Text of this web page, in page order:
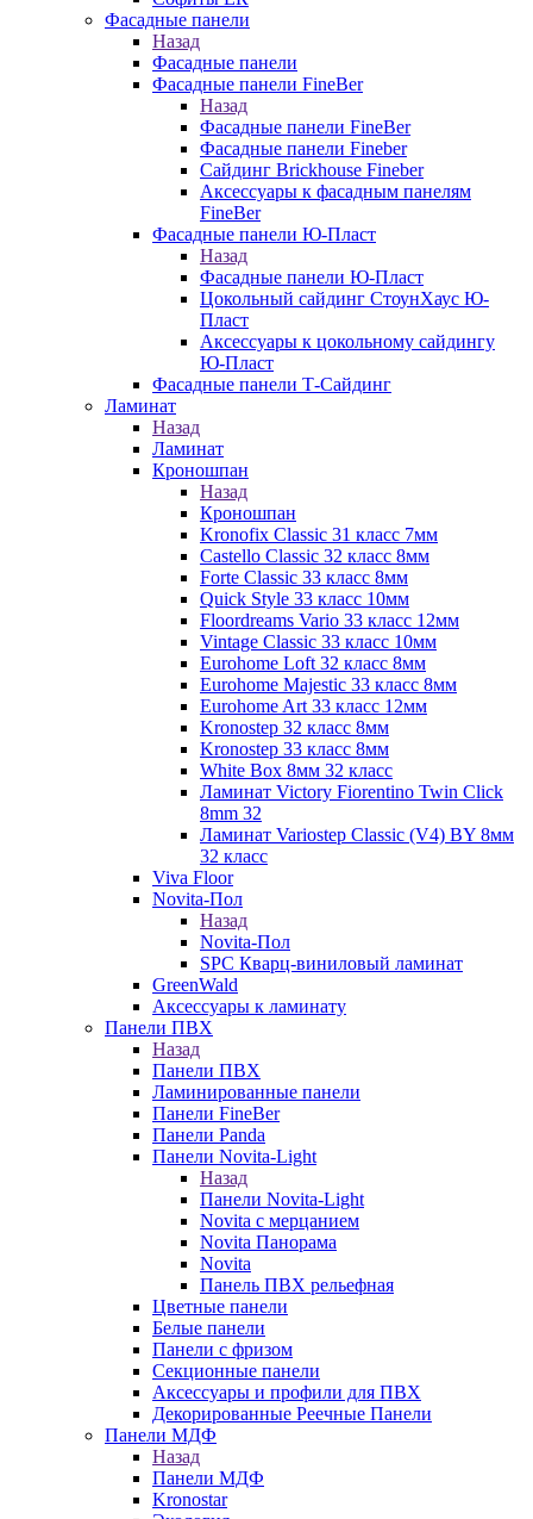
Фасадные панели
Назад
Фасадные панели
Фасадные панели FineBer
Назад
Фасадные панели FineBer
Фасадные панели Fineber
Сайдинг Brickhouse Fineber
Аксессуары к фасадным панелям
FineBer
Фасадные панели Ю-Пласт
Назад
Фасадные панели Ю-Пласт
Цокольный сайдинг СтоунХаус Ю-
Пласт
Аксессуары к цокольному сайдингу
Ю-Пласт
Фасадные панели Т-Сайдинг
Ламинат
Назад
Ламинат
Кроношпан
Назад
Кроношпан
Kronofix Classic 31 класс 7мм
Castello Classic 32 класс 8мм
Forte Classic 33 класс 8мм
Quick Style 33 класс 10мм
Floordreams Vario 33 класс 12мм
Vintage Classic 33 класс 10мм
Eurohome Loft 32 класс 8мм
Eurohome Majestic 33 класс 8мм
Eurohome Art 33 класс 12мм
Kronostep 32 класс 8мм
Kronostep 33 класс 8мм
White Box 8мм 32 класс
Ламинат Victory Fiorentino Twin Click
8mm 32
Ламинат Variostep Classic (V4) BY 8мм
32 класс
Viva Floor
Novita-Пол
Назад
Novita-Пол
SPC Кварц-виниловый ламинат
GreenWald
Аксессуары к ламинату
Панели ПВХ
Назад
Панели ПВХ
Ламинированные панели
Панели FineBer
Панели Panda
Панели Novita-Light
Назад
Панели Novita-Light
Novita с мерцанием
Novita Панорама
Novita
Панель ПВХ рельефная
Цветные панели
Белые панели
Панели с фризом
Секционные панели
Аксессуары и профили для ПВХ
Декорированные Реечные Панели
Панели МДФ
Назад
Панели МДФ
Kronostar